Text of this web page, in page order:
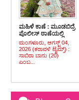
ಮಹಿಳೆ ಕಾಣೆ : ಮೂಡಬಿದ್ರೆ
ಪೊಲೀಸ್ ಠಾಣೆಯಲ್ಲಿ
ಪ್ರಕರಣ ದಾಖಲು
ಮಂಗಳೂರು, ಆಗಸ್ಟ್ 04,
2026 (ಕರಾವಳಿ ಟೈಮ್ಸ್) :
ಸಾಬಿರಾ ಬಾನು (20)
ಎಂಬ...